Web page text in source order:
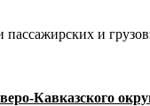
пассажирских и
Кавказского